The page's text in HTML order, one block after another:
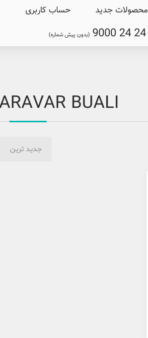
محصولات جدید حساب کاربری
9000 24 24 (بدون پیش شماره)
BUALI